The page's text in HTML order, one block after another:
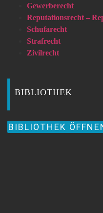
Gewerberecht
Reputationsrecht –
Schufarecht
Strafrecht
Zivilrecht
BIBLIOTHEK
BIBLIOTHEK